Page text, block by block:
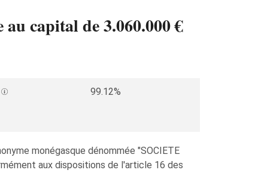
capital de 3.060.000 €
99.12%
monégasque dénommée "SOCIETE
aux dispositions de l'article 16 des